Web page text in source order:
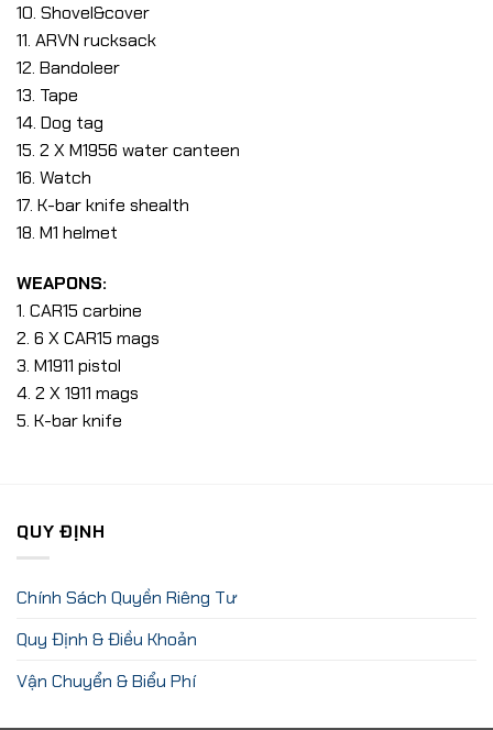
10. Shovel&cover
11. ARVN rucksack
12. Bandoleer
13. Tape
14. Dog tag
15. 2 X M1956 water canteen
16. Watch
17. K-bar knife shealth
18. M1 helmet
WEAPONS:
1. CAR15 carbine
2. 6 X CAR15 mags
3. M1911 pistol
4. 2 X 1911 mags
5. K-bar knife
QUY ĐỊNH
Chính Sách Quyền Riêng Tư
Quy Định & Điều Khoản
Vận Chuyển & Biểu Phí